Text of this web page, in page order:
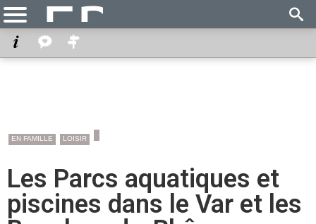
EN FAMILLE LOISIR
Les Parcs aquatiques et
piscines dans le Var et les